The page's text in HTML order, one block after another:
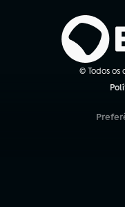
© Todos os